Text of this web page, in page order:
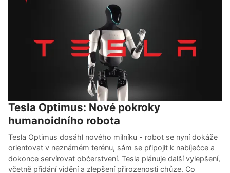
Tesla Optimus: Nové pokroky
humanoidního robota
Tesla Optimus dosáhl nového milníku - robot se nyní dokáže
orientovat v neznámém terénu, sám se připojit k nabíječce a
dokonce servírovat občerstvení. Tesla plánuje další vylepšení,
včetně přidání vidění a zlepšení přirozenosti chůze. Co